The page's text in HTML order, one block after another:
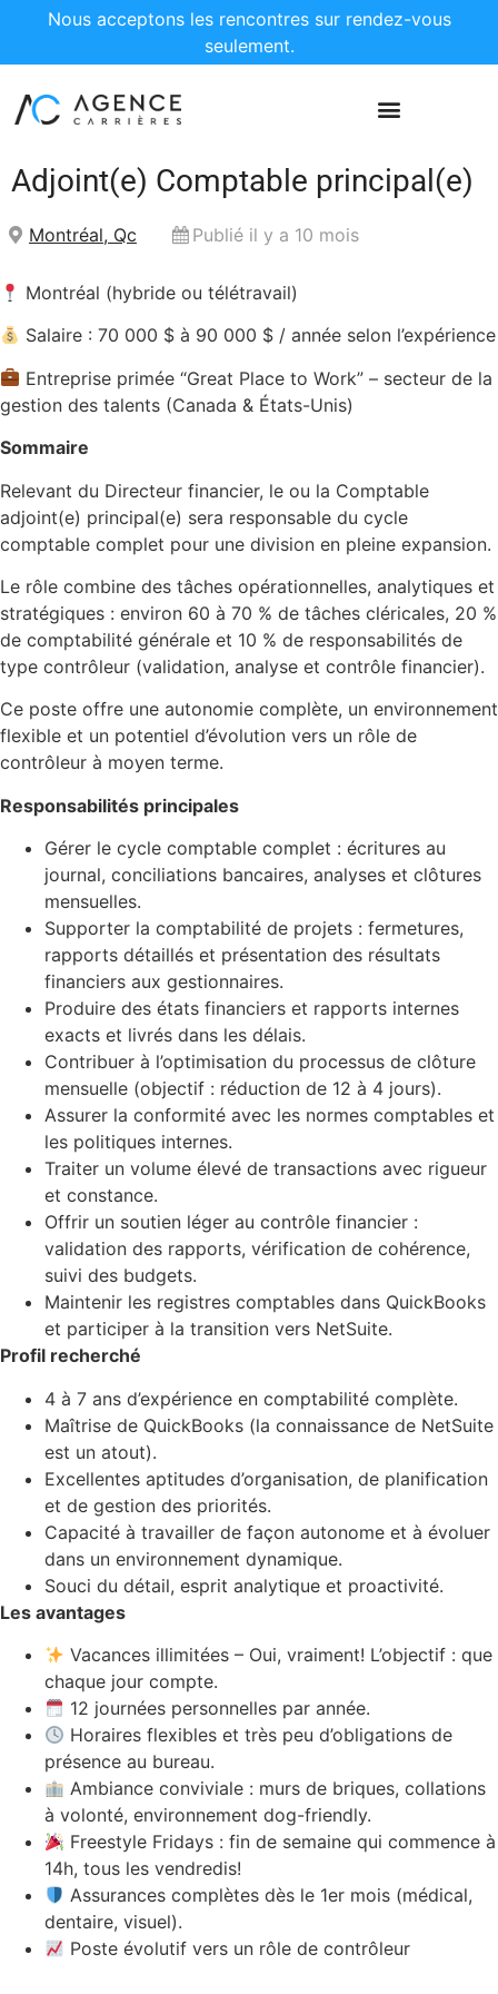
Nous acceptons les rencontres sur rendez-vous
seulement.
Adjoint(e) Comptable principal(e)
Montréal, Qc Publié il y a 10 mois
Montréal (hybride ou télétravail)
Salaire : 70 000 $ à 90 000 $ / année selon l’expérience
Entreprise primée “Great Place to Work” – secteur de la
gestion des talents (Canada & États-Unis)
Sommaire
Relevant du Directeur financier, le ou la Comptable
adjoint(e) principal(e) sera responsable du cycle
comptable complet pour une division en pleine expansion.
Le rôle combine des tâches opérationnelles, analytiques et
stratégiques : environ 60 à 70 % de tâches cléricales, 20 %
de comptabilité générale et 10 % de responsabilités de
type contrôleur (validation, analyse et contrôle financier).
Ce poste offre une autonomie complète, un environnement
flexible et un potentiel d’évolution vers un rôle de
contrôleur à moyen terme.
Responsabilités principales
Gérer le cycle comptable complet : écritures au
journal, conciliations bancaires, analyses et clôtures
mensuelles.
Supporter la comptabilité de projets : fermetures,
rapports détaillés et présentation des résultats
financiers aux gestionnaires.
Produire des états financiers et rapports internes
exacts et livrés dans les délais.
Contribuer à l’optimisation du processus de clôture
mensuelle (objectif : réduction de 12 à 4 jours).
Assurer la conformité avec les normes comptables et
les politiques internes.
Traiter un volume élevé de transactions avec rigueur
et constance.
Offrir un soutien léger au contrôle financier :
validation des rapports, vérification de cohérence,
suivi des budgets.
Maintenir les registres comptables dans QuickBooks
et participer à la transition vers NetSuite.
Profil recherché
4 à 7 ans d’expérience en comptabilité complète.
Maîtrise de QuickBooks (la connaissance de NetSuite
est un atout).
Excellentes aptitudes d’organisation, de planification
et de gestion des priorités.
Capacité à travailler de façon autonome et à évoluer
dans un environnement dynamique.
Souci du détail, esprit analytique et proactivité.
Les avantages
Vacances illimitées – Oui, vraiment! L’objectif : que
chaque jour compte.
12 journées personnelles par année.
Horaires flexibles et très peu d’obligations de
présence au bureau.
Ambiance conviviale : murs de briques, collations
à volonté, environnement dog-friendly.
Freestyle Fridays : fin de semaine qui commence à
14h, tous les vendredis!
Assurances complètes dès le 1er mois (médical,
dentaire, visuel).
Poste évolutif vers un rôle de contrôleur